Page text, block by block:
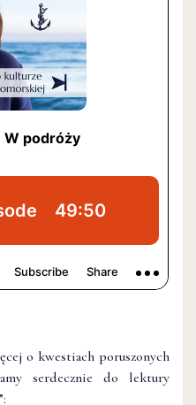
o kwestiach poruszonych
serdecznie do lektury